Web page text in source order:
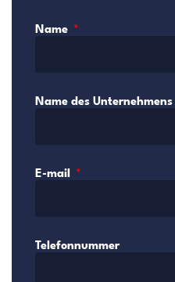
Name
Name des Unternehmens
E-mail
Telefonnummer